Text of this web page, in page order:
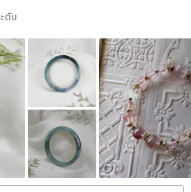
mail or messaging feature Pinkoi
ดับ